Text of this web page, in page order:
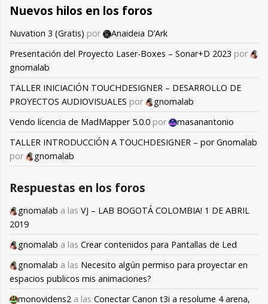
Nuevos hilos en los foros
Nuvation 3 (Gratis) por
Anaideia D’Ark
Presentación del Proyecto Laser-Boxes – Sonar+D 2023 por
gnomalab
TALLER INICIACIÓN TOUCHDESIGNER – DESARROLLO DE
PROYECTOS AUDIOVISUALES por
gnomalab
Vendo licencia de MadMapper 5.0.0 por
masanantonio
TALLER INTRODUCCIÓN A TOUCHDESIGNER – por Gnomalab
por
gnomalab
Respuestas en los foros
gnomalab a las VJ – LAB BOGOTÁ COLOMBIA! 1 DE ABRIL
2019
gnomalab a las Crear contenidos para Pantallas de Led
gnomalab a las Necesito algún permiso para proyectar en
espacios publicos mis animaciones?
monovidens2 a las Conectar Canon t3i a resolume 4 arena,